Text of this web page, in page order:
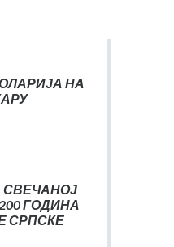
НА
СВЕЧАНОЈ
ГОДИНА
СРПСКЕ